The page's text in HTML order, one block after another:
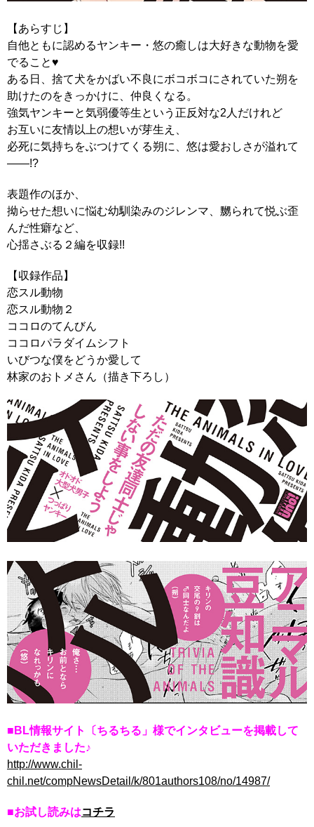
【あらすじ】
自他ともに認めるヤンキー・悠の癒しは大好きな動物を愛
でること♥
ある日、捨て犬をかばい不良にボコボコにされていた朔を
助けたのをきっかけに、仲良くなる。
強気ヤンキーと気弱優等生という正反対な2人だけれど
お互いに友情以上の想いが芽生え、
必死に気持ちをぶつけてくる朔に、悠は愛おしさが溢れて
――!?
表題作のほか、
拗らせた想いに悩む幼馴染みのジレンマ、嬲られて悦ぶ歪
んだ性癖など、
心揺さぶる２編を収録!!
【収録作品】
恋スル動物
恋スル動物２
ココロのてんびん
ココロパラダイムシフト
いびつな僕をどうか愛して
林家のおトメさん（描き下ろし）
■BL情報サイト〔ちるちる」様でインタビューを掲載して
いただきました♪
http://www.chil-
chil.net/compNewsDetail/k/801authors108/no/14987/
■お試し読みはコチラ